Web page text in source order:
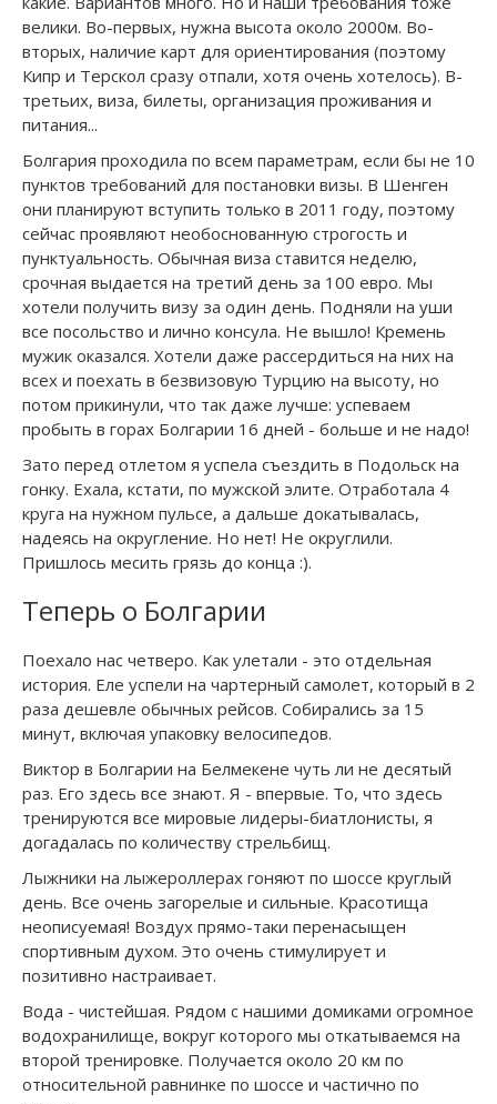
велики. Во-первых, нужна высота около 2000м. Во-
вторых, наличие карт для ориентирования (поэтому
Кипр и Терскол сразу отпали, хотя очень хотелось). В-
третьих, виза, билеты, организация проживания и
питания...
Болгария проходила по всем параметрам, если бы не 10
пунктов требований для постановки визы. В Шенген
они планируют вступить только в 2011 году, поэтому
сейчас проявляют необоснованную строгость и
пунктуальность. Обычная виза ставится неделю,
срочная выдается на третий день за 100 евро. Мы
хотели получить визу за один день. Подняли на уши
все посольство и лично консула. Не вышло! Кремень
мужик оказался. Хотели даже рассердиться на них на
всех и поехать в безвизовую Турцию на высоту, но
потом прикинули, что так даже лучше: успеваем
пробыть в горах Болгарии 16 дней - больше и не надо!
Зато перед отлетом я успела съездить в Подольск на
гонку. Ехала, кстати, по мужской элите. Отработала 4
круга на нужном пульсе, а дальше докатывалась,
надеясь на округление. Но нет! Не округлили.
Пришлось месить грязь до конца :).
Теперь о Болгарии
Поехало нас четверо. Как улетали - это отдельная
история. Еле успели на чартерный самолет, который в 2
раза дешевле обычных рейсов. Собирались за 15
минут, включая упаковку велосипедов.
Виктор в Болгарии на Белмекене чуть ли не десятый
раз. Его здесь все знают. Я - впервые. То, что здесь
тренируются все мировые лидеры-биатлонисты, я
догадалась по количеству стрельбищ.
Лыжники на лыжероллерах гоняют по шоссе круглый
день. Все очень загорелые и сильные. Красотища
неописуемая! Воздух прямо-таки перенасыщен
спортивным духом. Это очень стимулирует и
позитивно настраивает.
Вода - чистейшая. Рядом с нашими домиками огромное
водохранилище, вокруг которого мы откатываемся на
второй тренировке. Получается около 20 км по
относительной равнинке по шоссе и частично по